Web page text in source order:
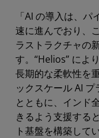
「AI の導入は、
速に進んでおり、
ラストラクチャの
す。“Helios” によ
長期的な柔軟性を
ックスケール AI
とともに、インド
きるよう支援する
ト基盤を構築して